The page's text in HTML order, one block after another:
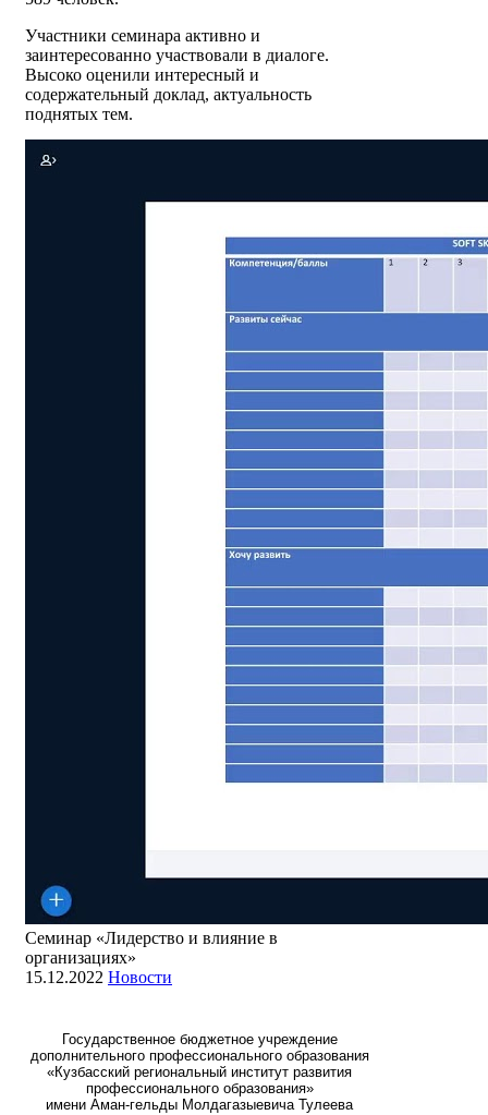
Участники семинара активно и
заинтересованно участвовали в диалоге.
Высоко оценили интересный и
содержательный доклад, актуальность
поднятых тем.
Семинар «Лидерство и влияние в
организациях»
15.12.2022 Новости
Государственное бюджетное учреждение
дополнительного профессионального образования
«Кузбасский региональный институт развития
профессионального образования»
имени Аман-гельды Молдагазыевича Тулеева